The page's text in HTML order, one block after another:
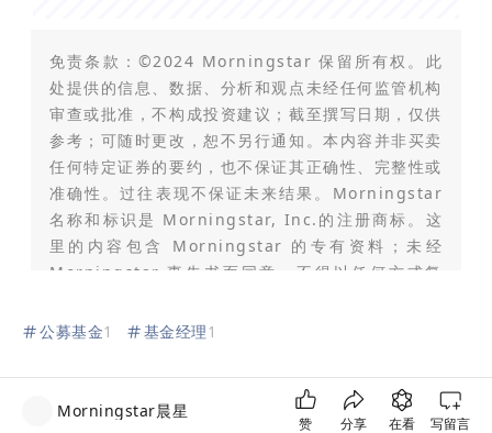
免责条款：©2024 Morningstar 保留所有权。此
处提供的信息、数据、分析和观点未经任何监管机构
审查或批准，不构成投资建议；截至撰写日期，仅供
参考；可随时更改，恕不另行通知。本内容并非买卖
任何特定证券的要约，也不保证其正确性、完整性或
准确性。过往表现不保证未来结果。Morningstar
名称和标识是 Morningstar, Inc.的注册商标。这
里的内容包含 Morningstar 的专有资料；未经
Morningstar 事先书面同意，不得以任何方式复
容。市场有风险，投资需谨慎。此资料、数据、观点
绩不预示其未来表现，投资人应当认真阅读《基金合
同》、《招募说明书》等基金法律文件，了解基金的
公募基金1 基金经理1
Morningstar晨星
赞 分享 在看 写留言